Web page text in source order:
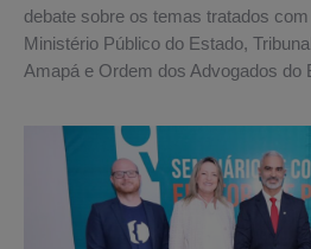
debate sobre os temas tratados
Ministério Público do Estado,
Amapá e Ordem dos Advogados do